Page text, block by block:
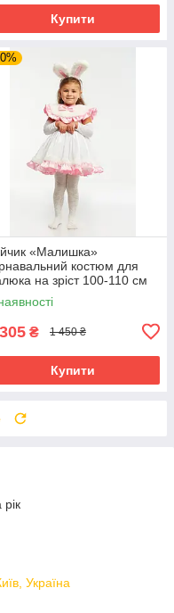
Купити
«Малишка»
костюм для
на зріст 100-110 см
₴ 1 450 ₴
Купити
Україна